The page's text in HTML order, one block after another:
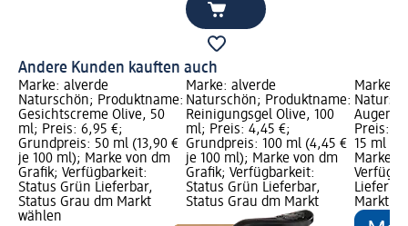
Andere Kunden kauften auch
Marke: alverde
Naturschön; Produktname:
Gesichtscreme Olive, 50
ml; Preis: 6,95 €;
Grundpreis: 50 ml (13,90 €
je 100 ml); Marke von dm
Grafik; Verfügbarkeit:
Status Grün Lieferbar,
Status Grau dm Markt
wählen
Marke: alverde
Naturschön; Produktname:
Reinigungsgel Olive, 100
ml; Preis: 4,45 €;
Grundpreis: 100 ml (4,45 €
je 100 ml); Marke von dm
Grafik; Verfügbarkeit:
Status Grün Lieferbar,
Status Grau dm Markt
Marke:
Preis:
15 ml
Marke
Markt